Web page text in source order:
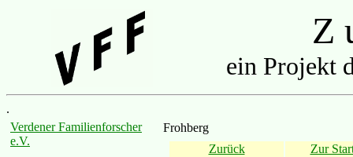
Z
ein Projekt
.
Verdener Familienforscher
e.V.
Frohberg
Zurück
Zur